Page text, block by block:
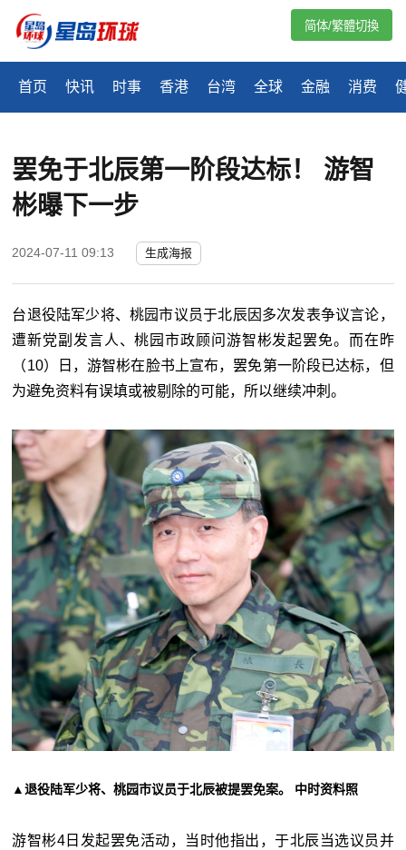
首页 快讯 时事 香港 台湾 全球 金融 消费
简体/繁體切換
罢免于北辰第一阶段达标！ 游智
彬曝下一步
2024-07-11 09:13 生成海报
台退役陆军少将、桃园市议员于北辰因多次发表争议言论，
遭新党副发言人、桃园市政顾问游智彬发起罢免。而在昨
（10）日，游智彬在脸书上宣布，罢免第一阶段已达标，但
为避免资料有误填或被剔除的可能，所以继续冲刺。
▲退役陆军少将、桃园市议员于北辰被提罢免案。 中时资料照
游智彬4日发起罢免活动，当时他指出，于北辰当选议员并